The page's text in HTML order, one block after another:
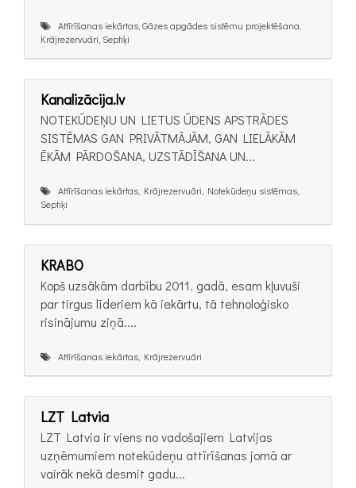
Attīrīšanas iekārtas, Gāzes apgādes sistēmu projektēšana,
Krājrezervuāri, Septiķi
Kanalizācija.lv
NOTEKŪDEŅU UN LIETUS ŪDENS APSTRĀDES
SISTĒMAS GAN PRIVĀTMĀJĀM, GAN LIELĀKĀM
ĒKĀM PĀRDOŠANA, UZSTĀDĪŠANA UN...
Attīrīšanas iekārtas, Krājrezervuāri, Notekūdeņu sistēmas,
Septiķi
KRABO
Kopš uzsākām darbību 2011. gadā, esam kļuvuši
par tirgus līderiem kā iekārtu, tā tehnoloģisko
risinājumu ziņā....
Attīrīšanas iekārtas, Krājrezervuāri
LZT Latvia
LZT Latvia ir viens no vadošajiem Latvijas
uzņēmumiem notekūdeņu attīrīšanas jomā ar
vairāk nekā desmit gadu...